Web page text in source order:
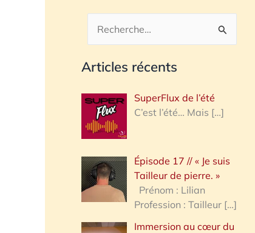
c
h
r
h
e
Articles récents
SuperFlux de l’été
C’est l’été… Mais […]
Épisode 17 // « Je suis
Tailleur de pierre. »
Prénom : Lilian
Profession : Tailleur […]
Immersion au cœur du